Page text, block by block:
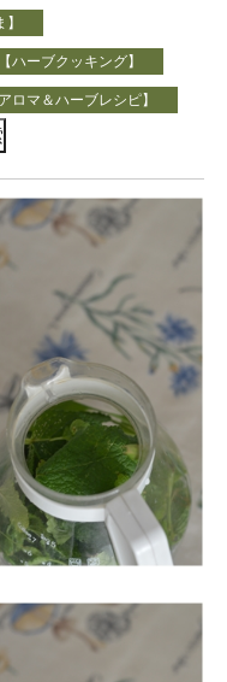
【ハーブクッキング】
ロマ＆ハーブレシピ】